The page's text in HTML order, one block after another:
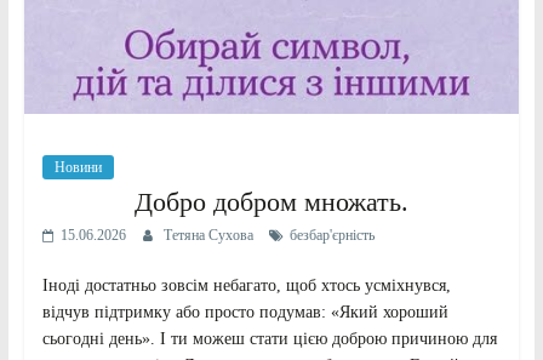
Новини
Добро добром множать.
15.06.2026 Тетяна Сухова безбар'єрність
Іноді достатньо зовсім небагато, щоб хтось усміхнувся,
відчув підтримку або просто подумав: «Який хороший
сьогодні день». І ти можеш стати цією доброю причиною для